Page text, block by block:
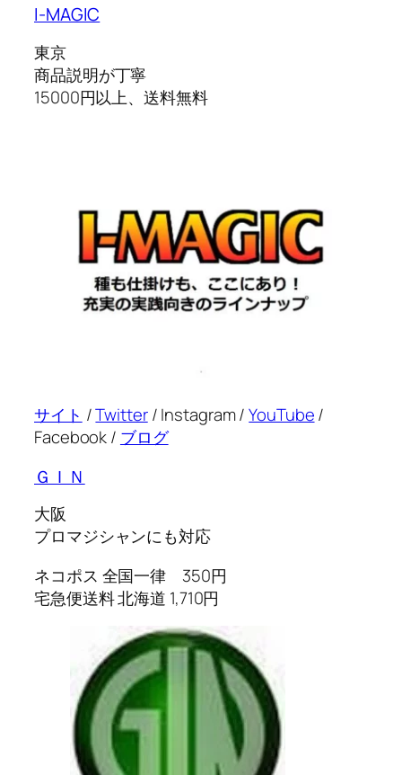
I-MAGIC
東京
商品説明が丁寧
15000円以上、送料無料
サイト /Twitter/ Instagram /YouTube/
Facebook / ブログ
ＧＩＮ
大阪
プロマジシャンにも対応
ネコポス 全国一律 350円
宅急便送料 北海道 1,710円